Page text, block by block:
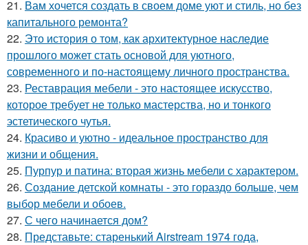
21. Вам хочется создать в своем доме уют и стиль, но без
капитального ремонта?
22. Это история о том, как архитектурное наследие
прошлого может стать основой для уютного,
современного и по-настоящему личного пространства.
23. Реставрация мебели - это настоящее искусство,
которое требует не только мастерства, но и тонкого
эстетического чутья.
24. Красиво и уютно - идеальное пространство для
жизни и общения.
25. Пурпур и патина: вторая жизнь мебели с характером.
26. Создание детской комнаты - это гораздо больше, чем
выбор мебели и обоев.
27. С чего начинается дом?
28. Представьте: старенький Airstream 1974 года,